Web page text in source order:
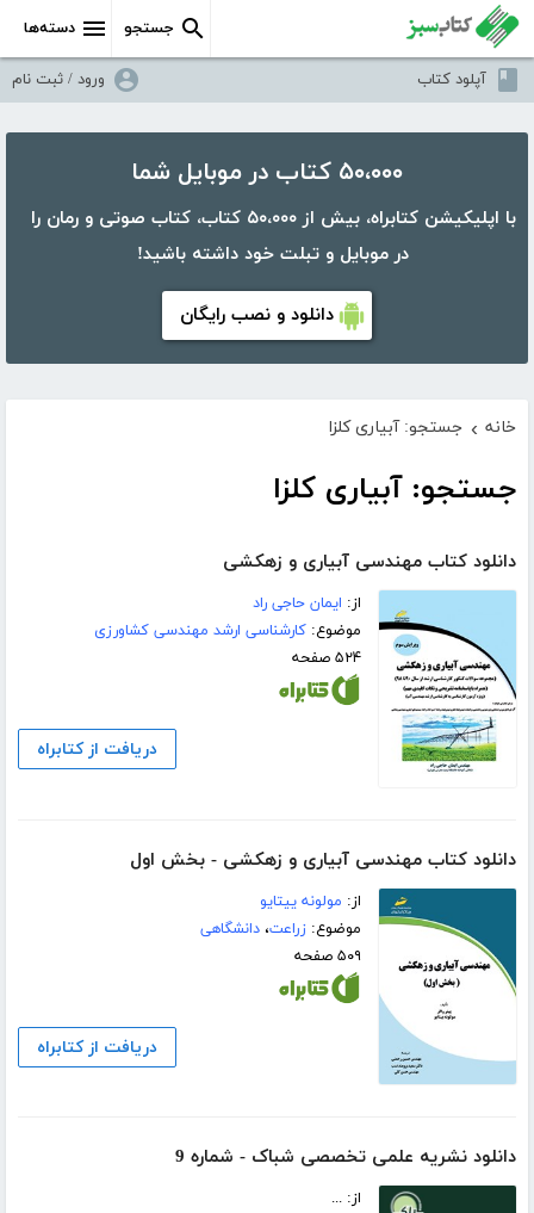
دسته‌ها جستجو
آپلود کتاب ورود / ثبت نام
۵۰،۰۰۰ کتاب در موبایل شما
با اپلیکیشن کتابراه، بیش از ۵۰،۰۰۰ کتاب، کتاب صوتی و رمان را
در موبایل و تبلت خود داشته باشید!
دانلود و نصب رایگان
خانه › جستجو: آبیاری کلزا
جستجو: آبیاری کلزا
دانلود کتاب مهندسی آبیاری و زهکشی
از: ایمان حاجی راد
موضوع:کارشناسی ارشد مهندسی کشاورزی
۵۲۴ صفحه
دریافت از کتابراه
دانلود کتاب مهندسی آبیاری و زهکشی - بخش اول
از: مولونه ییتایو
موضوع:زراعت،دانشگاهی
۵۰۹ صفحه
دریافت از کتابراه
دانلود نشریه‌ علمی تخصصی شباک - شماره 9
از: ...